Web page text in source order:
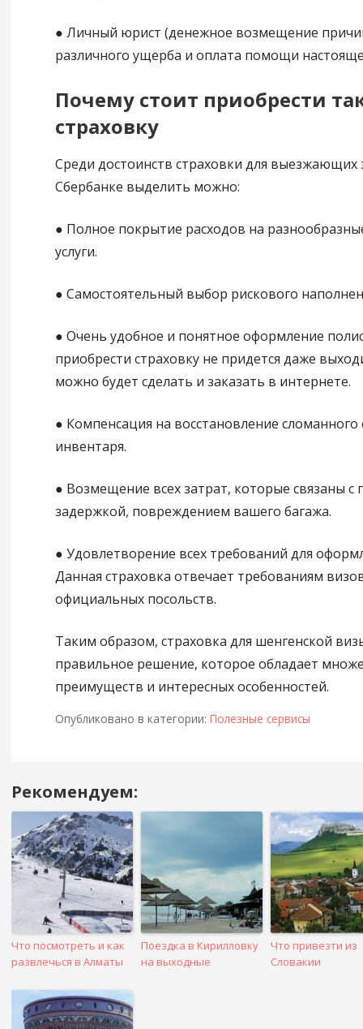
● Личный юрист (денежное возмещение
различного ущерба и оплата помощи
Почему стоит приобрести
страховку
Среди достоинств страховки для выезжающих
Сбербанке выделить можно:
● Полное покрытие расходов на
услуги.
● Самостоятельный выбор рискового
● Очень удобное и понятное оформление
приобрести страховку не придется даже
можно будет сделать и заказать в интернете.
● Компенсация на восстановление сломанного
инвентаря.
● Возмещение всех затрат, которые связаны с
задержкой, повреждением вашего багажа.
● Удовлетворение всех требований для
Данная страховка отвечает требованиям
официальных посольств.
Таким образом, страховка для шенгенской
правильное решение, которое обладает
преимуществ и интересных особенностей.
Опубликовано в категории: Полезные сервисы
Навигация
в
посте
Рекомендуем:
Что посмотреть и как
развлечься в Алматы
Поездка в Кирилловку
на выходные
Что привезти из
Словакии